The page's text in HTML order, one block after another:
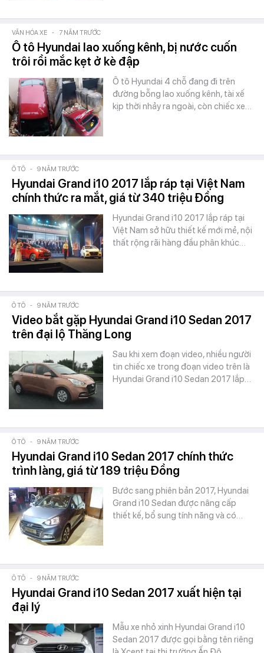
VĂN HÓA XE - 7 NĂM TRƯỚC
Ô tô Hyundai lao xuống kênh, bị nước cuốn
trôi rồi mắc kẹt ở kè đập
Ô tô Hyundai 4 chỗ đang đi trên
đường bỗng lao xuống kênh, tài xế
kịp thời nhảy ra ngoài, còn chiếc xe…
Ô TÔ - 9 NĂM TRƯỚC
Hyundai Grand i10 2017 lắp ráp tại Việt Nam
chính thức ra mắt, giá từ 340 triệu Đồng
Hyundai Grand i10 2017 lắp ráp tại
Việt Nam sở hữu thiết kế mới mẻ, nội
thất rộng rãi hàng đầu phân khúc…
Ô TÔ - 9 NĂM TRƯỚC
Video bắt gặp Hyundai Grand i10 Sedan 2017
trên đại lộ Thăng Long
Sau khi xem đoạn video, nhiều người
tin chiếc xe trong đoạn video trên là
Hyundai Grand i10 Sedan 2017 lắp…
Ô TÔ - 9 NĂM TRƯỚC
Hyundai Grand i10 Sedan 2017 chính thức
trình làng, giá từ 189 triệu Đồng
Bước sang phiên bản 2017, Hyundai
Grand i10 Sedan được nâng cấp
thiết kế, bổ sung tính năng và có…
Ô TÔ - 9 NĂM TRƯỚC
Hyundai Grand i10 Sedan 2017 xuất hiện tại
đại lý
Mẫu xe nhỏ xinh Hyundai Grand i10
Sedan 2017 được gọi bằng tên riêng